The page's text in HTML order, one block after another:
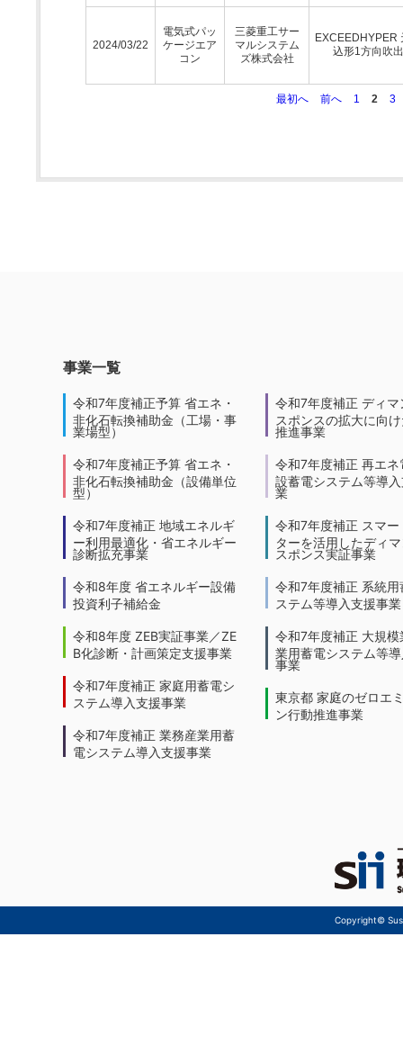
2024/03/22
電気式パッ
ケージエア
コン
三菱重工サー
マルシステム
ズ株式会社
EXCEEDHYPER
込形1方向吹
最初へ 前へ 1 2 3
事業一覧
令和7年度補正予算 省エネ・
非化石転換補助金（工場・事
業場型）
令和7年度補正予算 省エネ・
非化石転換補助金（設備単位
型）
令和7年度補正 地域エネルギ
ー利用最適化・省エネルギー
診断拡充事業
令和8年度 省エネルギー設備
投資利子補給金
令和8年度 ZEB実証事業／ZE
B化診断・計画策定支援事業
令和7年度補正 家庭用蓄電シ
ステム導入支援事業
令和7年度補正 業務産業用蓄
電システム導入支援事業
令和7年度補正 ディマ
スポンスの拡大に向
推進事業
令和7年度補正 再エネ
設蓄電システム等導
業
令和7年度補正 スマー
ターを活用したディ
スポンス実証事業
令和7年度補正 系統用
ステム等導入支援事業
令和7年度補正 大規模
業用蓄電システム等
事業
東京都 家庭のゼロエ
ン行動推進事業
Copyright©